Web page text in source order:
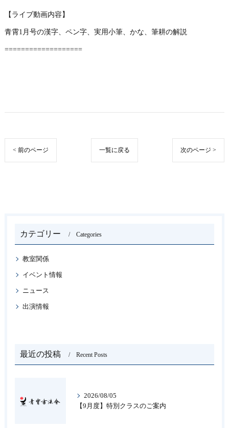
【ライブ動画内容】
青霄1月号の漢字、ペン字、実用小筆、かな、筆耕の解説
===================
< 前のページ 一覧に戻る 次のページ >
カテゴリー Categories
教室関係
イベント情報
ニュース
出演情報
最近の投稿 Recent Posts
2026/08/05
【9月度】特別クラスのご案内